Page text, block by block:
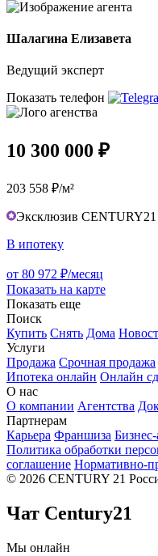
Шалагина Елизавета
Ведущий эксперт
Показать телефон
10 300 000 ₽
203 558 ₽/м²
Эксклюзив CENTURY21
В ипотеку
от 80 972 ₽/месяц
Показать на карте
Показать еще
Поиск
Купить Снять Дома
Услуги
Продажа Срочная продажа
Ипотека онлайн Онлайн
О нас
О компании Агентства
Партнерам
Карьера Франшиза
Политика обработки
соглашение Нормативно-
© 2026 CENTURY 21
Чат Century21
Мы онлайн